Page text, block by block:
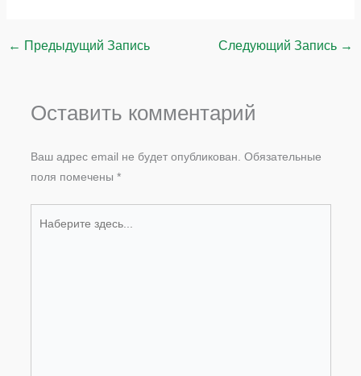
← Предыдущий Запись Следующий Запись →
Оставить комментарий
Ваш адрес email не будет опубликован. Обязательные
поля помечены *
здесь...